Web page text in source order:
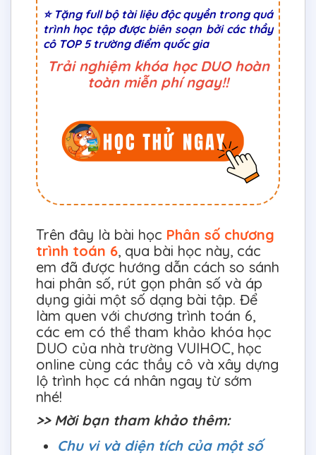
⭐ Tặng full bộ tài liệu độc quyền trong quá
trình học tập được biên soạn bởi các thầy
cô TOP 5 trường điểm quốc gia
Trải nghiệm khóa học DUO hoàn
toàn miễn phí ngay!!
Trên đây là bài học Phân số chương
trình toán 6, qua bài học này, các
em đã được hướng dẫn cách so sánh
hai phân số, rút gọn phân số và áp
dụng giải một số dạng bài tập. Để
làm quen với chương trình toán 6,
các em có thể tham khảo khóa học
DUO của nhà trường VUIHOC, học
online cùng các thầy cô và xây dựng
lộ trình học cá nhân ngay từ sớm
nhé!
>> Mời bạn tham khảo thêm:
Chu vi và diện tích của một số